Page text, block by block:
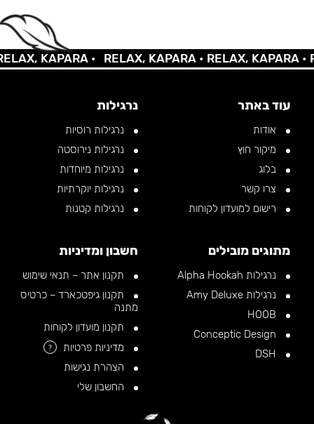
KAPARA • RELAX, KAPARA •RELAX, KAPARA •
עוד באתר
אודות
מיקור חוץ
בלוג
צרו קשר
רישום למועדון לקוחות
נרגילות
נרגילות רוסיות
נרגילות נירוסטה
נרגילות מיוחדות
נרגילות יוקרתיות
נרגילות קטנות
מתוגים מובילים
נרגילות Alpha Hookah
נרגילות Amy Deluxe
חשבון ומדיניות
תקנון אתר – תנאי שימוש
תקנון גיפטכארד – כרטיס
מתנה
תקנון מועדון לקוחות
מדיניות פרטיות
?
הצהרת נגישות
החשבון שלי